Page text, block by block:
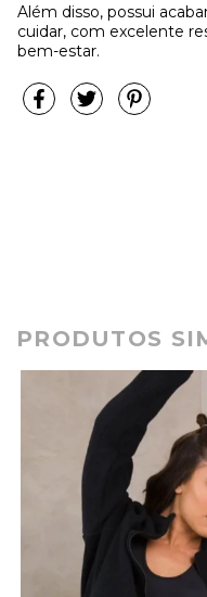
Além disso, possui
cuidar, com excelente
bem-estar.
PRODUTOS